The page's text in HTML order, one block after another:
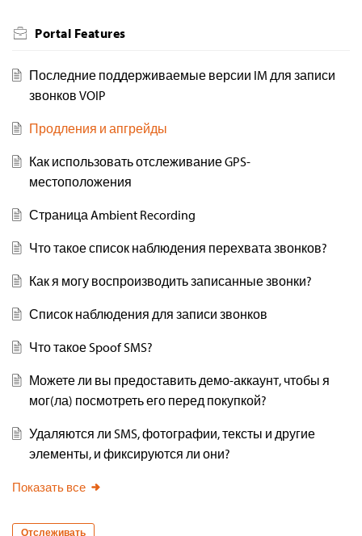
Отслеживать
Portal Features
Последние поддерживаемые версии IM для записи
звонков VOIP
Продления и апгрейды
Как использовать отслеживание GPS-
местоположения
Страница Ambient Recording
Что такое список наблюдения перехвата звонков?
Как я могу воспроизводить записанные звонки?
Список наблюдения для записи звонков
Что такое Spoof SMS?
Можете ли вы предоставить демо-аккаунт, чтобы я
мог(ла) посмотреть его перед покупкой?
Удаляются ли SMS, фотографии, тексты и другие
элементы, и фиксируются ли они?
Показать все